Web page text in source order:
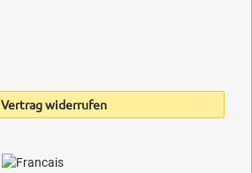
Vertrag widerrufen